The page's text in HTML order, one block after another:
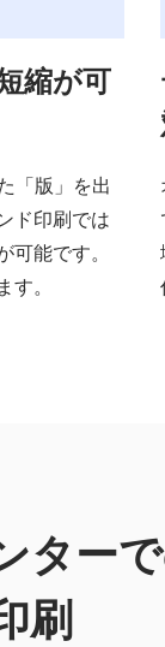
縮が可
「版」を出
ド印刷では
能です。
。
ター
刷